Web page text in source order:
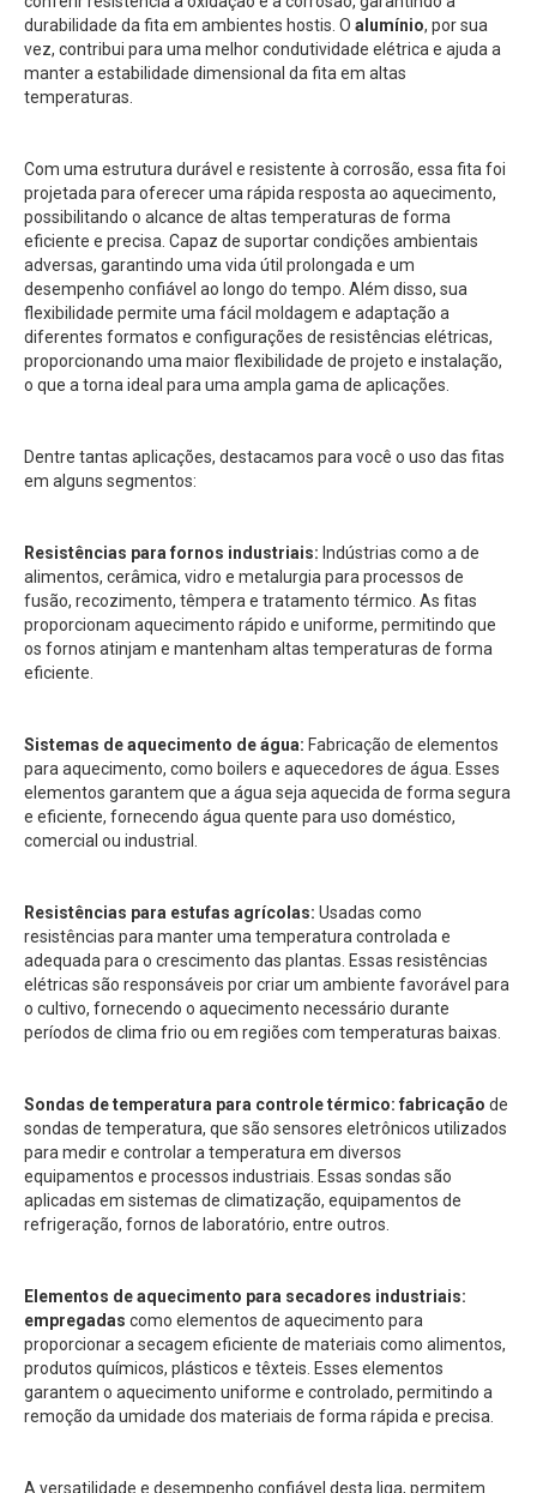
durabilidade da fita em ambientes hostis. O alumínio, por sua
vez, contribui para uma melhor condutividade elétrica e ajuda a
manter a estabilidade dimensional da fita em altas
temperaturas.
Com uma estrutura durável e resistente à corrosão, essa fita foi
projetada para oferecer uma rápida resposta ao aquecimento,
possibilitando o alcance de altas temperaturas de forma
eficiente e precisa. Capaz de suportar condições ambientais
adversas, garantindo uma vida útil prolongada e um
desempenho confiável ao longo do tempo. Além disso, sua
flexibilidade permite uma fácil moldagem e adaptação a
diferentes formatos e configurações de resistências elétricas,
proporcionando uma maior flexibilidade de projeto e instalação,
o que a torna ideal para uma ampla gama de aplicações.
Dentre tantas aplicações, destacamos para você o uso das fitas
em alguns segmentos:
Resistências para fornos industriais: Indústrias como a de
alimentos, cerâmica, vidro e metalurgia para processos de
fusão, recozimento, têmpera e tratamento térmico. As fitas
proporcionam aquecimento rápido e uniforme, permitindo que
os fornos atinjam e mantenham altas temperaturas de forma
eficiente.
Sistemas de aquecimento de água: Fabricação de elementos
para aquecimento, como boilers e aquecedores de água. Esses
elementos garantem que a água seja aquecida de forma segura
e eficiente, fornecendo água quente para uso doméstico,
comercial ou industrial.
Resistências para estufas agrícolas: Usadas como
resistências para manter uma temperatura controlada e
adequada para o crescimento das plantas. Essas resistências
elétricas são responsáveis por criar um ambiente favorável para
o cultivo, fornecendo o aquecimento necessário durante
períodos de clima frio ou em regiões com temperaturas baixas.
Sondas de temperatura para controle térmico: fabricação de
sondas de temperatura, que são sensores eletrônicos utilizados
para medir e controlar a temperatura em diversos
equipamentos e processos industriais. Essas sondas são
aplicadas em sistemas de climatização, equipamentos de
refrigeração, fornos de laboratório, entre outros.
Elementos de aquecimento para secadores industriais:
empregadas como elementos de aquecimento para
proporcionar a secagem eficiente de materiais como alimentos,
produtos químicos, plásticos e têxteis. Esses elementos
garantem o aquecimento uniforme e controlado, permitindo a
remoção da umidade dos materiais de forma rápida e precisa.
A versatilidade e desempenho confiável desta liga, permitem